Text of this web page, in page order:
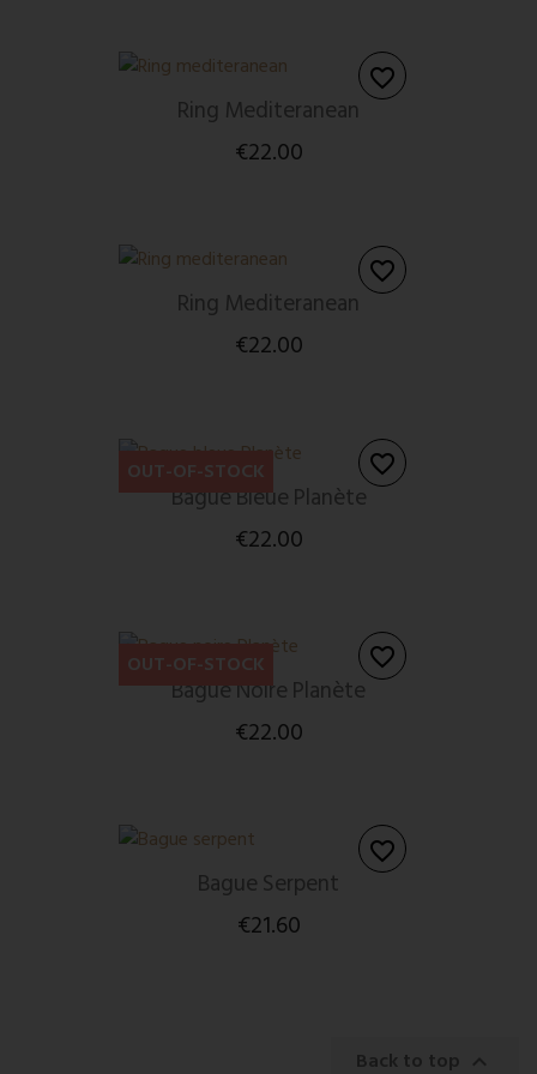
Ring Mediteranean
€22.00
favorite_border
Ring Mediteranean
€22.00
favorite_border
Bague Bleue Planète
€22.00
OUT-OF-STOCK favorite_border
Bague Noire Planète
€22.00
OUT-OF-STOCK favorite_border
Bague Serpent
€21.60
favorite_border
Back to top 